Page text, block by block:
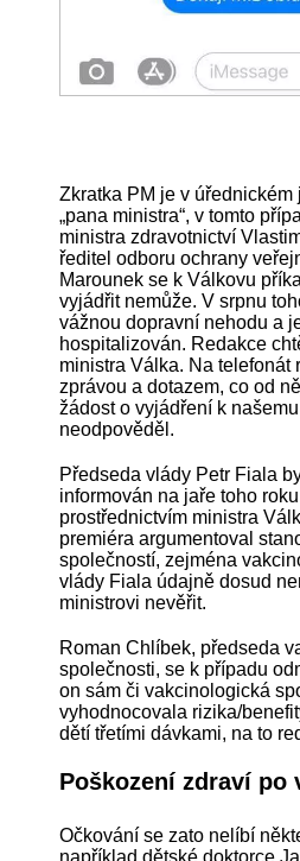
Zkratka PM je v
„pana ministra“, v tomto
ministra zdravotnictví
ředitel odboru ochrany
Marounek se k Válkovu
vyjádřit nemůže. V srpnu
vážnou dopravní nehodu a
hospitalizován. Redakce
ministra Válka. Na telefonát
zprávou a dotazem, co od
žádost o vyjádření k
neodpověděl.
Předseda vlády Petr Fiala
informován na jaře toho
prostřednictvím ministra
premiéra argumentoval
společností, zejména
vlády Fiala údajně dosud
ministrovi nevěřit.
Roman Chlíbek, předseda
společnosti, se k případu
on sám či vakcinologická
vyhodnocovala rizika/
dětí třetími dávkami, na to
Poškození zdraví po
Očkování se zato nelíbí
například dětské doktorce